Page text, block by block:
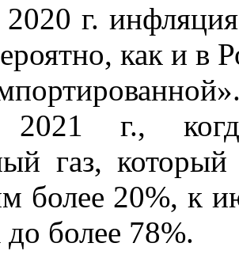
г.
как и в
2021 г.,
газ,
более 20%, к
до более 78%.